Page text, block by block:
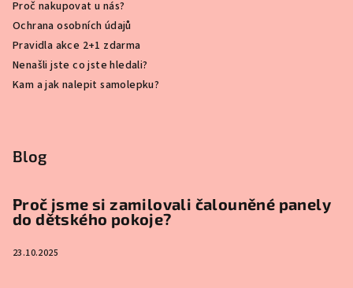
Proč nakupovat u nás?
Ochrana osobních údajů
Pravidla akce 2+1 zdarma
Nenašli jste co jste hledali?
Kam a jak nalepit samolepku?
Blog
Proč jsme si zamilovali čalouněné panely
do dětského pokoje?
23.10.2025